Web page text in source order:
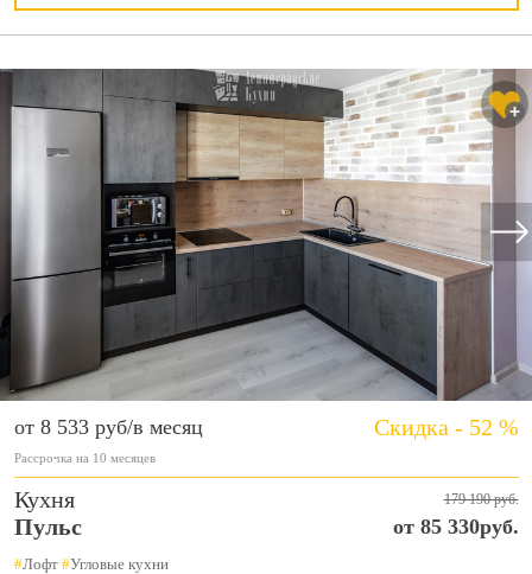
от 8 533 руб/в месяц Скидка - 52 %
Рассрочка на 10 месяцев
Кухня 179 190 руб.
Пульс от 85 330руб.
#Лофт #Угловые кухни